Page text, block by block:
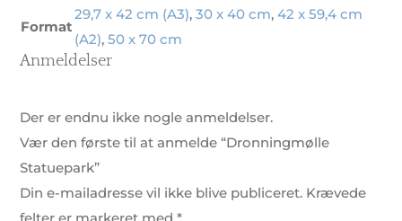
Format
29,7 x 42 cm (A3),30 x 40 cm,42 x 59,4 cm
(A2),50 x 70 cm
Anmeldelser
Der er endnu ikke nogle anmeldelser.
Vær den første til at anmelde “Dronningmølle
Statuepark”
Din e-mailadresse vil ikke blive publiceret. Krævede